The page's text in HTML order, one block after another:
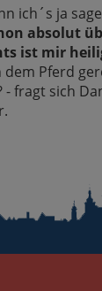
ich´s ja
absolut
ist mir
dem Pferd
- fragt sich